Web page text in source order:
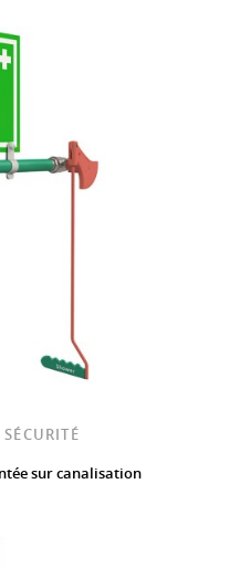
sur canalisation